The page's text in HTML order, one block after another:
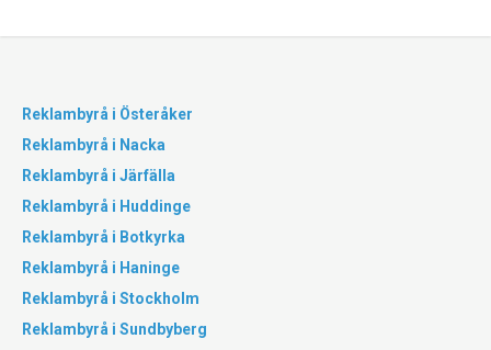
Reklambyrå i Österåker
Reklambyrå i Nacka
Reklambyrå i Järfälla
Reklambyrå i Huddinge
Reklambyrå i Botkyrka
Reklambyrå i Haninge
Reklambyrå i Stockholm
Reklambyrå i Sundbyberg